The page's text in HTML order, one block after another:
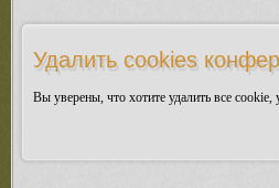
Удалить cookies
Вы уверены, что хотите удалить все